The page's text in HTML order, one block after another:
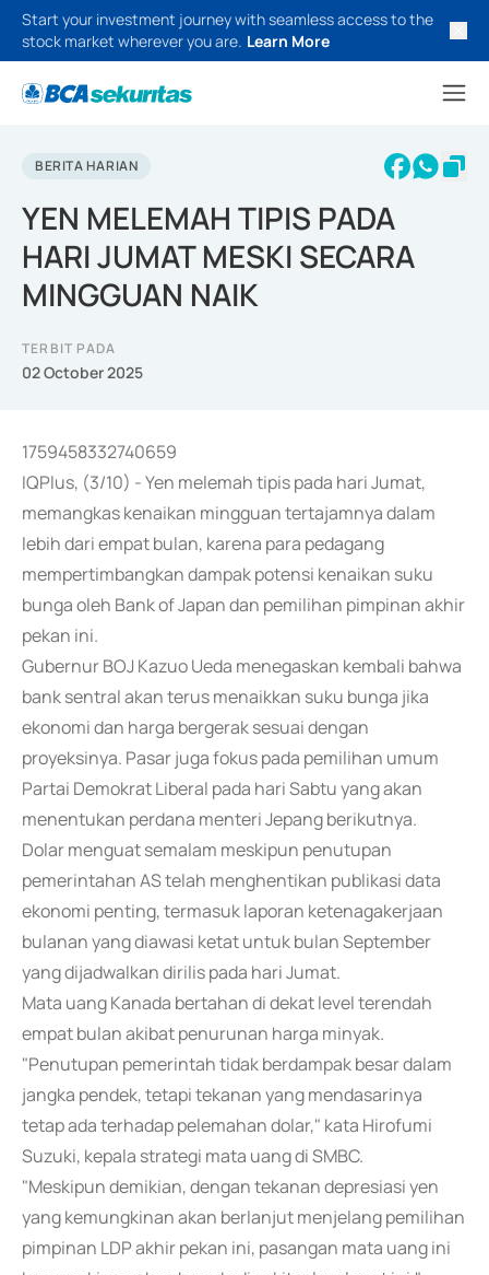
Start your investment journey with seamless access to the
stock market wherever you are. Learn More
BERITA HARIAN
YEN MELEMAH TIPIS PADA
HARI JUMAT MESKI SECARA
MINGGUAN NAIK
TERBIT PADA
02 October 2025
1759458332740659
IQPlus, (3/10) - Yen melemah tipis pada hari Jumat,
memangkas kenaikan mingguan tertajamnya dalam
lebih dari empat bulan, karena para pedagang
mempertimbangkan dampak potensi kenaikan suku
bunga oleh Bank of Japan dan pemilihan pimpinan akhir
pekan ini.
Gubernur BOJ Kazuo Ueda menegaskan kembali bahwa
bank sentral akan terus menaikkan suku bunga jika
ekonomi dan harga bergerak sesuai dengan
proyeksinya. Pasar juga fokus pada pemilihan umum
Partai Demokrat Liberal pada hari Sabtu yang akan
menentukan perdana menteri Jepang berikutnya.
Dolar menguat semalam meskipun penutupan
pemerintahan AS telah menghentikan publikasi data
ekonomi penting, termasuk laporan ketenagakerjaan
bulanan yang diawasi ketat untuk bulan September
yang dijadwalkan dirilis pada hari Jumat.
Mata uang Kanada bertahan di dekat level terendah
empat bulan akibat penurunan harga minyak.
"Penutupan pemerintah tidak berdampak besar dalam
jangka pendek, tetapi tekanan yang mendasarinya
tetap ada terhadap pelemahan dolar," kata Hirofumi
Suzuki, kepala strategi mata uang di SMBC.
"Meskipun demikian, dengan tekanan depresiasi yen
yang kemungkinan akan berlanjut menjelang pemilihan
pimpinan LDP akhir pekan ini, pasangan mata uang ini